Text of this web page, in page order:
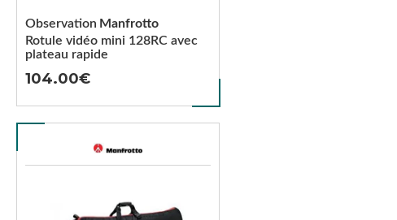
Rotule vidéo mini 128RC avec
plateau rapide
Observation Manfrotto
104.00